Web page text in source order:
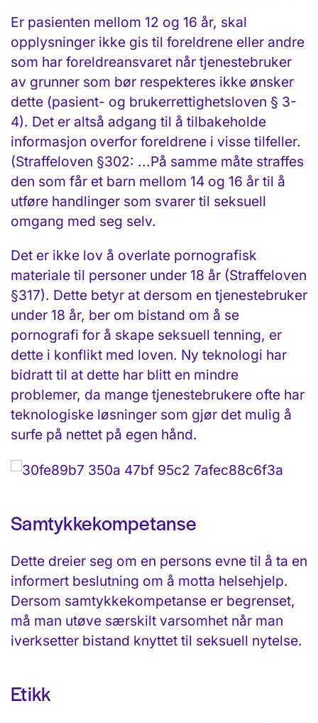
Er pasienten mellom 12 og 16 år, skal
opplysninger ikke gis til foreldrene eller andre
som har foreldreansvaret når tjenestebruker
av grunner som bør respekteres ikke ønsker
dette (pasient- og brukerrettighetsloven § 3-
4). Det er altså adgang til å tilbakeholde
informasjon overfor foreldrene i visse tilfeller.
(Straffeloven §302: ...På samme måte straffes
den som får et barn mellom 14 og 16 år til å
utføre handlinger som svarer til seksuell
omgang med seg selv.
Det er ikke lov å overlate pornografisk
materiale til personer under 18 år (Straffeloven
§317). Dette betyr at dersom en tjenestebruker
under 18 år, ber om bistand om å se
pornografi for å skape seksuell tenning, er
dette i konflikt med loven. Ny teknologi har
bidratt til at dette har blitt en mindre
problemer, da mange tjenestebrukere ofte har
teknologiske løsninger som gjør det mulig å
surfe på nettet på egen hånd.
Samtykkekompetanse
Dette dreier seg om en persons evne til å ta en
informert beslutning om å motta helsehjelp.
Dersom samtykkekompetanse er begrenset,
må man utøve særskilt varsomhet når man
iverksetter bistand knyttet til seksuell nytelse.
Etikk